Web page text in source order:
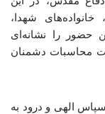
شهدا،
حضور را نشانه‌ای
محاسبات دشمنان
الهی و درود به